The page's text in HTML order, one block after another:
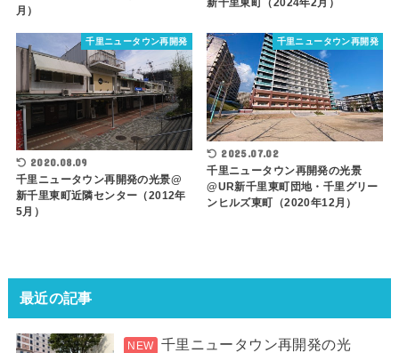
月）
新千里東町（2024年2月）
千里ニュータウン再開発
2020.08.09
千里ニュータウン再開発の光景@
新千里東町近隣センター（2012年
5月）
千里ニュータウン再開発
2025.07.02
千里ニュータウン再開発の光景
@UR新千里東町団地・千里グリー
ンヒルズ東町（2020年12月）
最近の記事
千里ニュータウン再開発の光